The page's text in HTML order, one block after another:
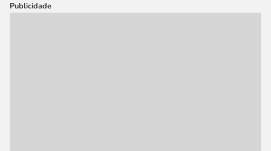
Publicidade